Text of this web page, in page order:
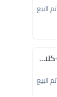
غلاية مياه سوناي -كلاسيك 2200 وات، 1.7 لتر زجاج اضائة ليد - MAR-3752